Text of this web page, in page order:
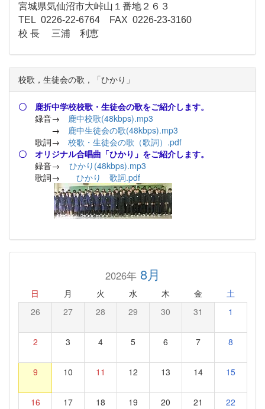
宮城県気仙沼市大峠山１番地２６３
TEL 0226-22-6764 FAX 0226-23-3160
校 長 三浦 利恵
校歌，生徒会の歌，「ひかり」
〇 鹿折中学校校歌・生徒会の歌をご紹介します。
録音→ 鹿中校歌(48kbps).mp3
→ 鹿中生徒会の歌(48kbps).mp3
歌詞→ 校歌・生徒会の歌（歌詞）.pdf
〇 オリジナル合唱曲「ひかり」をご紹介します。
録音→ ひかり(48kbps).mp3
歌詞→ ひかり 歌詞.pdf
2026年8月
日 月 火 水 木 金 土
26 27 28 29 30 31 1
2 3 4 5 6 7 8
9 10 11 12 13 14 15
16 17 18 19 20 21 22